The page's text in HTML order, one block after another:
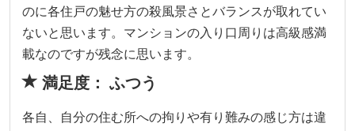
のに各住戸の魅せ方の殺風景さとバランスが取れてい
ないと思います。マンションの入り口周りは高級感満
載なのですが残念に思います。
満足度： ふつう
各自、自分の住む所への拘りや有り難みの感じ方は違